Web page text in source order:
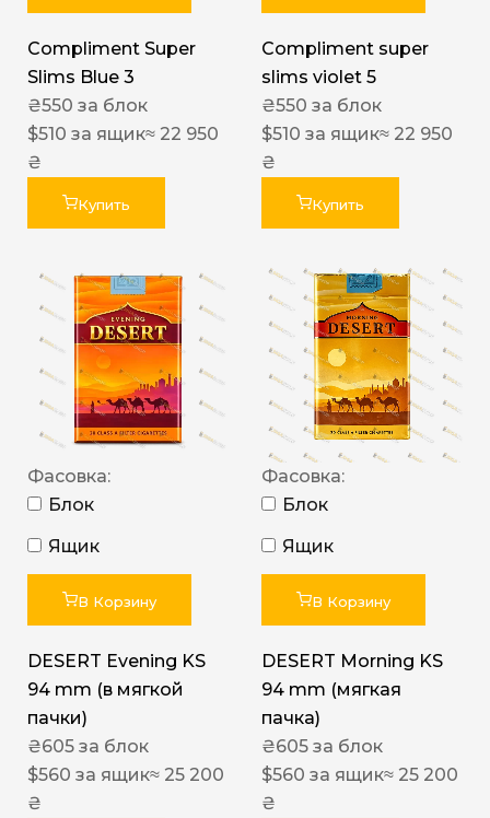
Compliment Super
Slims Blue 3
₴550 за блок
$510 за ящик≈ 22 950
₴
Купить
Compliment super
slims violet 5
₴550 за блок
$510 за ящик≈ 22 950
₴
Купить
Фасовка:
Блок
Ящик
В Корзину
DESERT Evening KS
94 mm (в мягкой
пачки)
₴605 за блок
$560 за ящик≈ 25 200
₴
Фасовка:
Блок
Ящик
В Корзину
DESERT Morning KS
94 mm (мягкая
пачка)
₴605 за блок
$560 за ящик≈ 25 200
₴